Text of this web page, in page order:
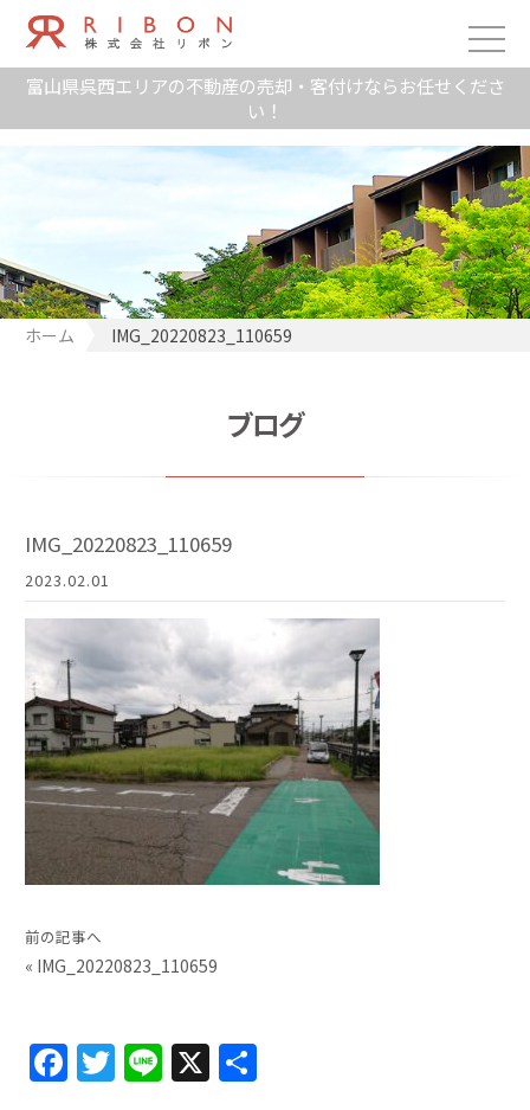
富山県呉西エリアの不動産の売却・客付けならお任せくださ
い！
ホーム IMG_20220823_110659
ブログ
IMG_20220823_110659
2023.02.01
前の記事へ
« IMG_20220823_110659
F T Li X